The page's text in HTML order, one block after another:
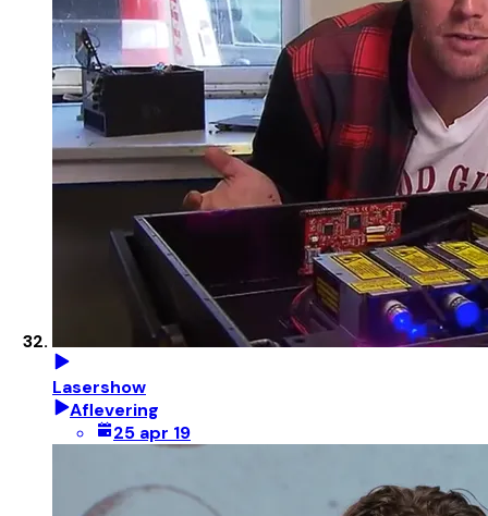
Lasershow
Aflevering
25 apr 19